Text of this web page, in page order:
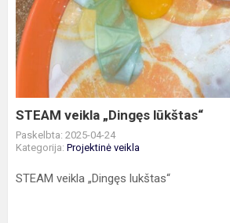
„Dingęs
lūkštas“
STEAM veikla „Dingęs lūkštas“
Paskelbta: 2025-04-24
Kategorija: Projektinė veikla
STEAM veikla „Dingęs lukštas“